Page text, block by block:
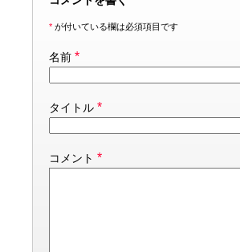
* が付いている欄は必須項目です
名前 *
タイトル *
コメント *